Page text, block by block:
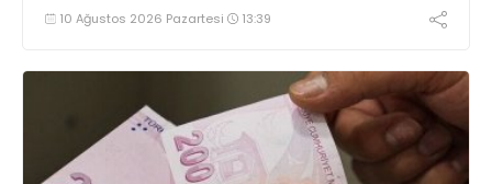
10 Ağustos 2026 Pazartesi 13:39